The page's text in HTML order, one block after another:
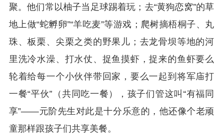
聚。他们常以柚子当足球踢着玩；去“黄狗恋窝”的草
地上做“蛇孵卵”“羊吃麦”等游戏；爬树摘梧桐子、丸
珠、板栗、尖栗之类的野果儿；去龙骨坝等地的河
里洗冷水澡、打水仗、捉鱼摸虾，捉来的鱼虾要么
轮着给每一个小伙伴带回家，要么一起到将军庙打
一餐“平伙”（共同吃一餐），孩子们管这叫“有福同
享”——元阶先生对此是十分乐意的，他还像个老顽
童那样跟孩子们共享美餐。